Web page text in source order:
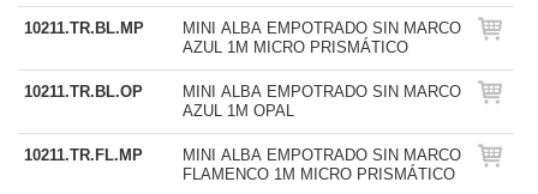
10211.TR.BL.MP
MINI ALBA EMPOTRADO SIN MARCO
AZUL 1M MICRO PRISMÁTICO
10211.TR.BL.OP
MINI ALBA EMPOTRADO SIN MARCO
AZUL 1M OPAL
10211.TR.FL.MP
MINI ALBA EMPOTRADO SIN MARCO
FLAMENCO 1M MICRO PRISMÁTICO